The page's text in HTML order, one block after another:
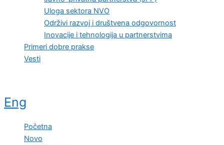
Uloga sektora NVO
Održivi razvoj i društvena odgovornost
Inovacije i tehnologija u partnerstvima
Primeri dobre prakse
Vesti
Eng
Početna
Novo